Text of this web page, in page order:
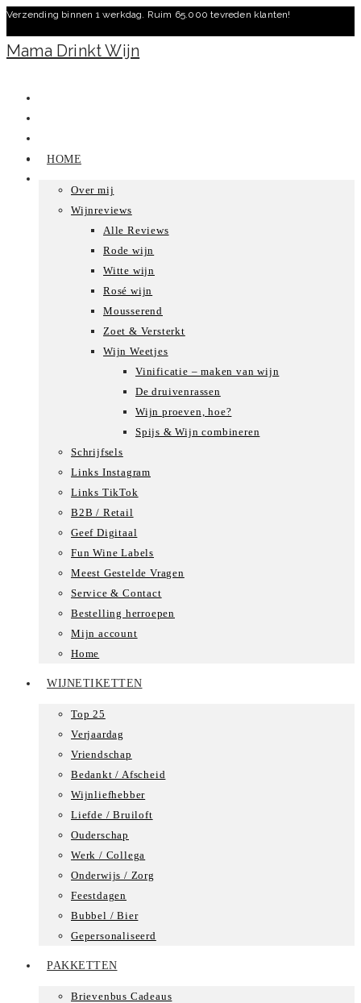
Ga
naar
inhoud
Verzending binnen 1 werkdag. Ruim 65.000 tevreden klanten!
Mama Drinkt Wijn
HOME
Over mij
Wijnreviews
Alle Reviews
Rode wijn
Witte wijn
Rosé wijn
Mousserend
Zoet & Versterkt
Wijn Weetjes
Vinificatie – maken van wijn
De druivenrassen
Wijn proeven, hoe?
Spijs & Wijn combineren
Schrijfsels
Links Instagram
Links TikTok
B2B / Retail
Geef Digitaal
Fun Wine Labels
Meest Gestelde Vragen
Service & Contact
Bestelling herroepen
Mijn account
Home
WIJNETIKETTEN
Top 25
Verjaardag
Vriendschap
Bedankt / Afscheid
Wijnliefhebber
Liefde / Bruiloft
Ouderschap
Werk / Collega
Onderwijs / Zorg
Feestdagen
Bubbel / Bier
Gepersonaliseerd
PAKKETTEN
Brievenbus Cadeaus